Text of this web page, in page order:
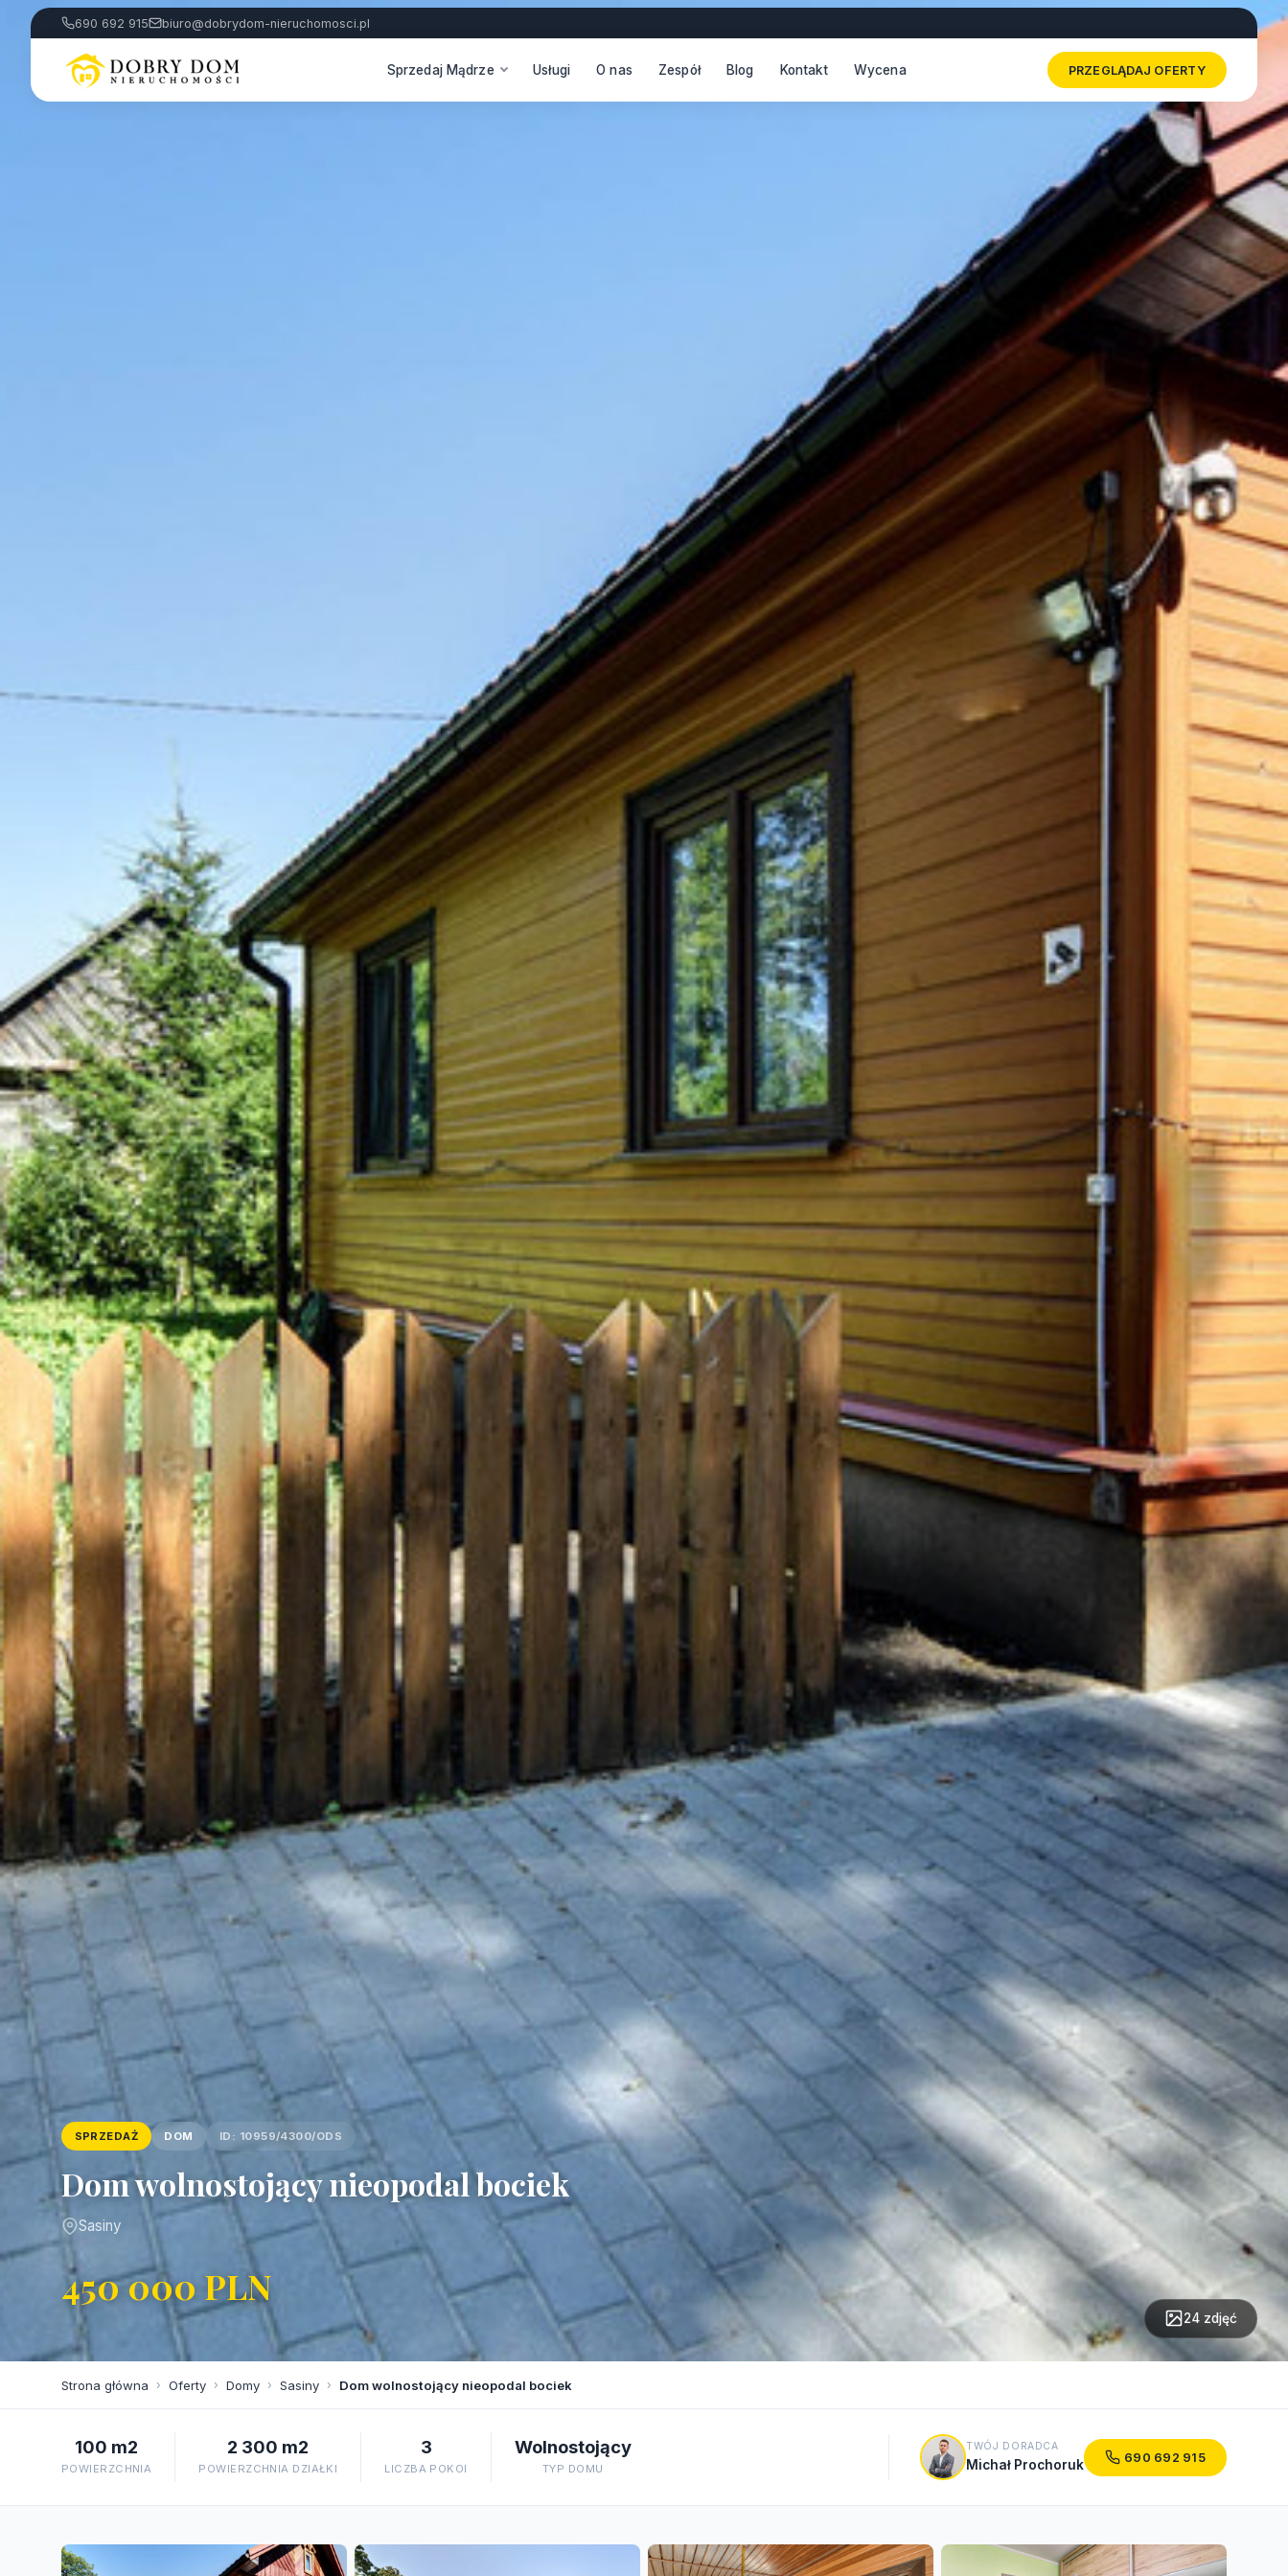
690 692 915 biuro@dobrydom-nieruchomosci.pl
Sprzedaj Mądrze Usługi O nas Zespół Blog Kontakt Wycena PRZEGLĄDAJ OFERTY
SPRZEDAŻ DOM ID: 10959/4300/ODS
Dom wolnostojący nieopodal bociek
Sasiny
450 000 PLN
24 zdjęć
Strona główna › Oferty › Domy › Sasiny › Dom wolnostojący nieopodal bociek
100 m2
POWIERZCHNIA
2 300 m2
POWIERZCHNIA DZIAŁKI
3
LICZBA POKOI
Wolnostojący
TYP DOMU
TWÓJ DORADCA
Michał Prochoruk 690 692 915